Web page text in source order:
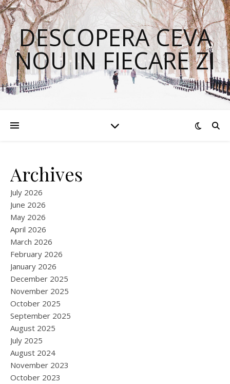
DESCOPERA CEVA
NOU IN FIECARE ZI
Archives
July 2026
June 2026
May 2026
April 2026
March 2026
February 2026
January 2026
December 2025
November 2025
October 2025
September 2025
August 2025
July 2025
August 2024
November 2023
October 2023